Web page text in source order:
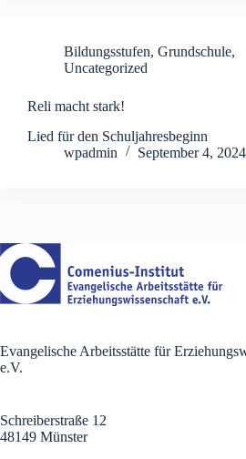
Bildungsstufen, Grundschule,
Uncategorized
Reli macht stark!
Lied für den Schuljahresbeginn
wpadmin
September 4, 2024
Evangelische Arbeitsstätte für
e.V.
Schreiberstraße 12
48149 Münster